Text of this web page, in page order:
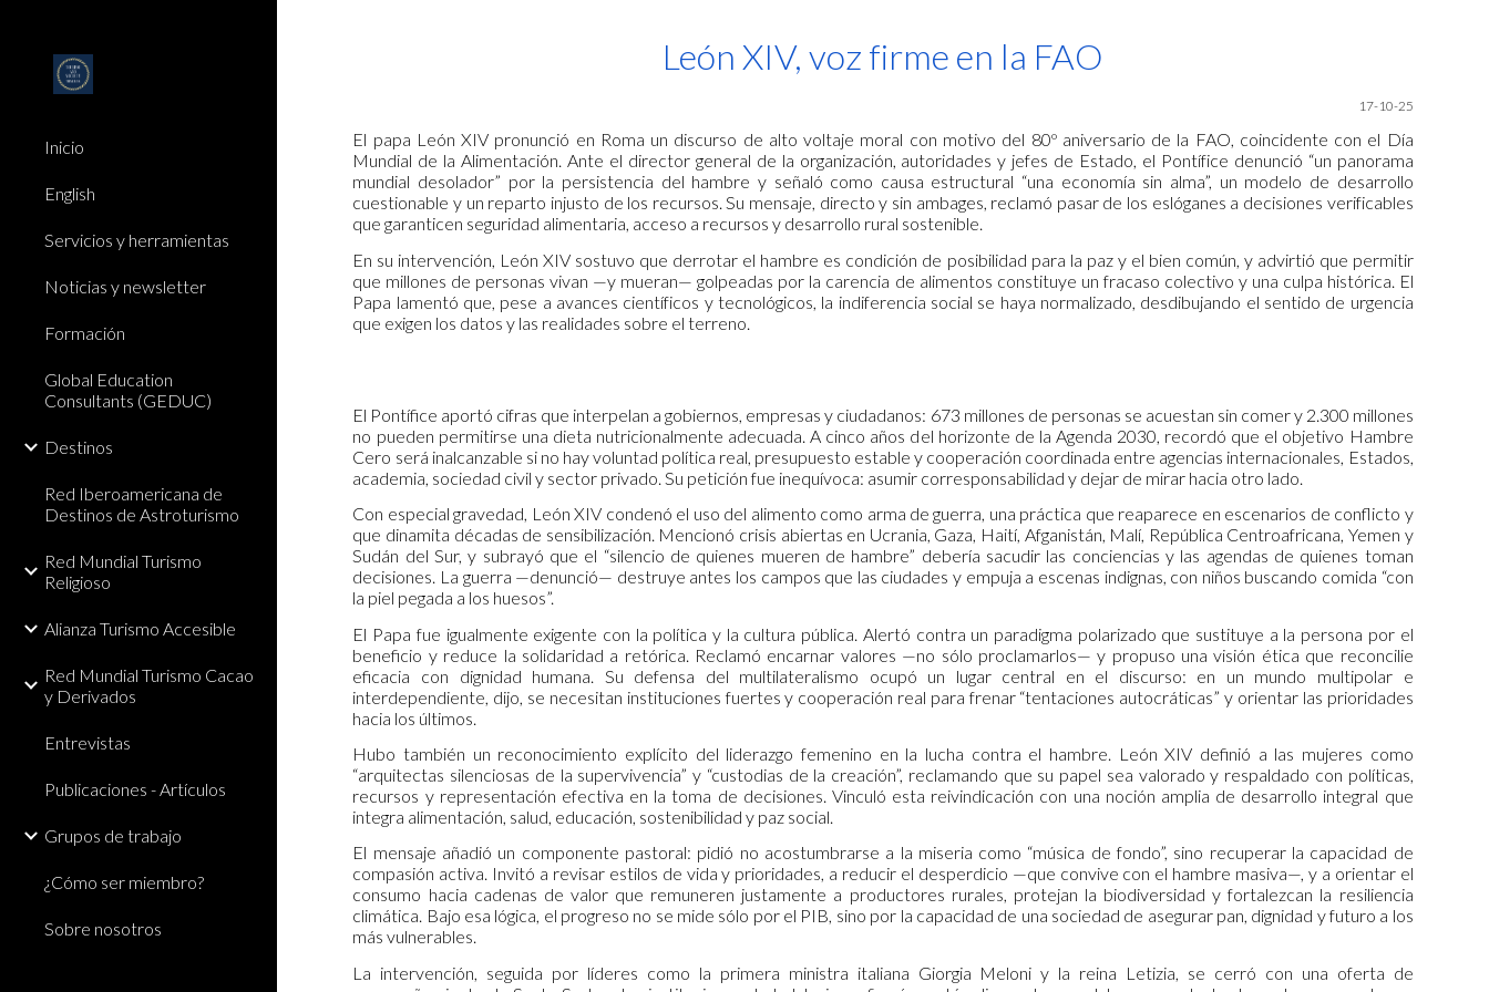
Skip to navigation
Inicio
English
Servicios y herramientas
Noticias y newsletter
Formación
Global Education
Consultants (GEDUC)
Destinos
Red Iberoamericana de
Destinos de Astroturismo
Red Mundial Turismo
Religioso
Alianza Turismo Accesible
Red Mundial Turismo Cacao
y Derivados
Entrevistas
Publicaciones - Artículos
Grupos de trabajo
¿Cómo ser miembro?
Sobre nosotros
León XIV, voz firme en la FAO
17-10-25
El papa León XIV pronunció en Roma un discurso de alto voltaje moral con motivo del 80º aniversario de la FAO, coincidente con el Día
Mundial de la Alimentación. Ante el director general de la organización, autoridades y jefes de Estado, el Pontífice denunció “un panorama
mundial desolador” por la persistencia del hambre y señaló como causa estructural “una economía sin alma”, un modelo de desarrollo
cuestionable y un reparto injusto de los recursos. Su mensaje, directo y sin ambages, reclamó pasar de los eslóganes a decisiones verificables
que garanticen seguridad alimentaria, acceso a recursos y desarrollo rural sostenible.
En su intervención, León XIV sostuvo que derrotar el hambre es condición de posibilidad para la paz y el bien común, y advirtió que permitir
que millones de personas vivan —y mueran— golpeadas por la carencia de alimentos constituye un fracaso colectivo y una culpa histórica. El
Papa lamentó que, pese a avances científicos y tecnológicos, la indiferencia social se haya normalizado, desdibujando el sentido de urgencia
que exigen los datos y las realidades sobre el terreno.
El Pontífice aportó cifras que interpelan a gobiernos, empresas y ciudadanos: 673 millones de personas se acuestan sin comer y 2.300 millones
no pueden permitirse una dieta nutricionalmente adecuada. A cinco años del horizonte de la Agenda 2030, recordó que el objetivo Hambre
Cero será inalcanzable si no hay voluntad política real, presupuesto estable y cooperación coordinada entre agencias internacionales, Estados,
academia, sociedad civil y sector privado. Su petición fue inequívoca: asumir corresponsabilidad y dejar de mirar hacia otro lado.
Con especial gravedad, León XIV condenó el uso del alimento como arma de guerra, una práctica que reaparece en escenarios de conflicto y
que dinamita décadas de sensibilización. Mencionó crisis abiertas en Ucrania, Gaza, Haití, Afganistán, Malí, República Centroafricana, Yemen y
Sudán del Sur, y subrayó que el “silencio de quienes mueren de hambre” debería sacudir las conciencias y las agendas de quienes toman
decisiones. La guerra —denunció— destruye antes los campos que las ciudades y empuja a escenas indignas, con niños buscando comida “con
la piel pegada a los huesos”.
El Papa fue igualmente exigente con la política y la cultura pública. Alertó contra un paradigma polarizado que sustituye a la persona por el
beneficio y reduce la solidaridad a retórica. Reclamó encarnar valores —no sólo proclamarlos— y propuso una visión ética que reconcilie
eficacia con dignidad humana. Su defensa del multilateralismo ocupó un lugar central en el discurso: en un mundo multipolar e
interdependiente, dijo, se necesitan instituciones fuertes y cooperación real para frenar “tentaciones autocráticas” y orientar las prioridades
hacia los últimos.
Hubo también un reconocimiento explícito del liderazgo femenino en la lucha contra el hambre. León XIV definió a las mujeres como
“arquitectas silenciosas de la supervivencia” y “custodias de la creación”, reclamando que su papel sea valorado y respaldado con políticas,
recursos y representación efectiva en la toma de decisiones. Vinculó esta reivindicación con una noción amplia de desarrollo integral que
integra alimentación, salud, educación, sostenibilidad y paz social.
El mensaje añadió un componente pastoral: pidió no acostumbrarse a la miseria como “música de fondo”, sino recuperar la capacidad de
compasión activa. Invitó a revisar estilos de vida y prioridades, a reducir el desperdicio —que convive con el hambre masiva—, y a orientar el
consumo hacia cadenas de valor que remuneren justamente a productores rurales, protejan la biodiversidad y fortalezcan la resiliencia
climática. Bajo esa lógica, el progreso no se mide sólo por el PIB, sino por la capacidad de una sociedad de asegurar pan, dignidad y futuro a los
más vulnerables.
La intervención, seguida por líderes como la primera ministra italiana Giorgia Meloni y la reina Letizia, se cerró con una oferta de